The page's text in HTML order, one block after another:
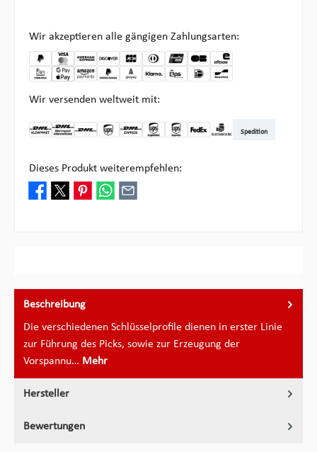
Wir akzeptieren alle gängigen Zahlungsarten:
Wir versenden weltweit mit:
Spedition
Dieses Produkt weiterempfehlen:
Beschreibung
Die verschiedenen Schlüsselprofile dienen in erster Linie
zur Führung des Picks, sowie zur Erzeugung der
Vorspannu… Mehr
Hersteller
Bewertungen